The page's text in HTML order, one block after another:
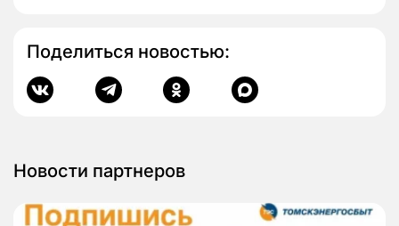
Поделиться новостью:
Новости партнеров